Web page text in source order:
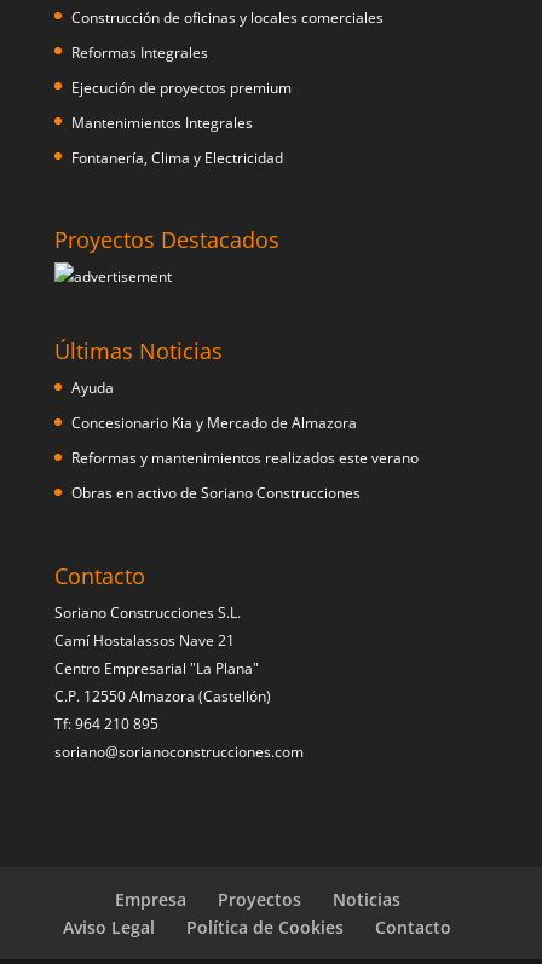
Construcción de oficinas y locales comerciales
Reformas Integrales
Ejecución de proyectos premium
Mantenimientos Integrales
Fontanería, Clima y Electricidad
Proyectos Destacados
Últimas Noticias
Ayuda
Concesionario Kia y Mercado de Almazora
Reformas y mantenimientos realizados este verano
Obras en activo de Soriano Construcciones
Contacto
Soriano Construcciones S.L.
Camí Hostalassos Nave 21
Centro Empresarial "La Plana"
C.P. 12550 Almazora (Castellón)
Tf: 964 210 895
soriano@sorianoconstrucciones.com
Empresa Proyectos
Noticias
Aviso Legal
Política de Cookies Contacto